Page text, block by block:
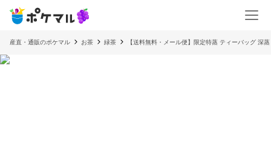
産直・通販のポケマル お茶 緑茶 【送料無料・メール便】限定特蒸 ティーバッグ 深